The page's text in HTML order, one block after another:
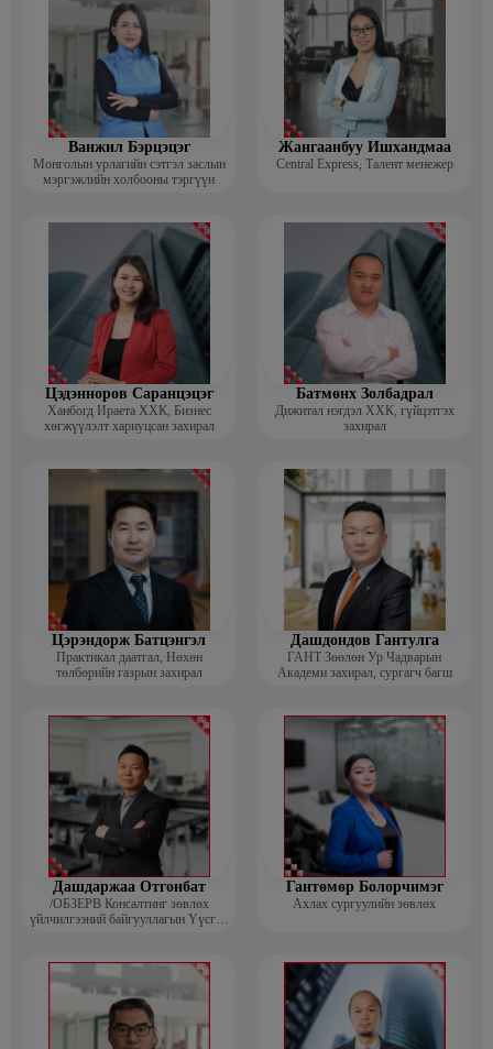
Ванжил Бэрцэцэг
Монголын урлагийн сэтгэл заслын
мэргэжлийн холбооны тэргүүн
Жангаанбуу Ишхандмаа
Central Express, Талент менежер
Цэдэнноров Саранцэцэг
Ханбогд Ираета ХХК, Бизнес
хөгжүүлэлт хариуцсан захирал
Батмөнх Золбадрал
Дижитал нэгдэл ХХК, гүйцэтгэх
захирал
Цэрэндорж Батцэнгэл
Практикал даатгал, Нөхөн
төлбөрийн газрын захирал
Дашдондов Гантулга
ГАНТ Зөөлөн Ур Чадварын
Академи захирал, сургагч багш
Дашдаржаа Отгонбат
/ОБЗЕРВ Консалтинг зөвлөх
үйлчилгээний байгууллагын Үүсгэн
Гантөмөр Болорчимэг
Ахлах сургуулийн зөвлөх